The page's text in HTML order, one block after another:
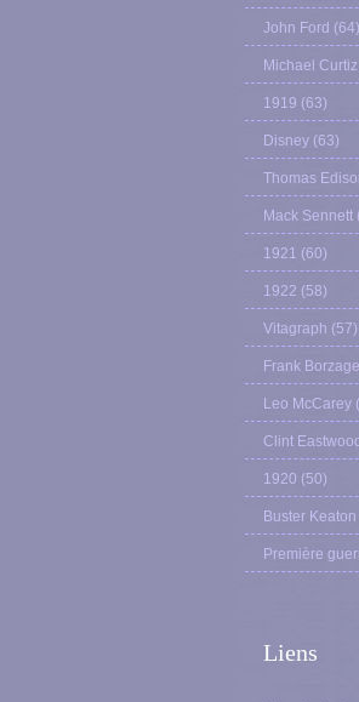
John Ford (64)
Michael Curtiz
1919 (63)
Disney (63)
Thomas
Mack Sennett
1921 (60)
1922 (58)
Vitagraph (57)
Frank Borzage
Leo McCarey
Clint Eastwood
1920 (50)
Buster Keaton
Première
Liens